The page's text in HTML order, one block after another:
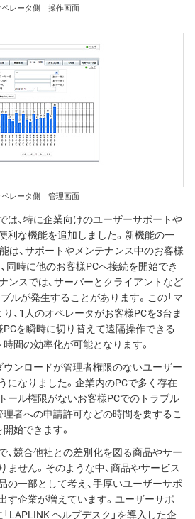
ペレータ側 操作画面
ペレータ側 管理画面
は、特に企業向けのユーザーサポートや
利な機能を追加しました。新機能の一
は、サポートやメンテナンス中のお客様
同時に他のお客様PCへ接続を開始でき
ンスでは、サーバーとクライアントなど
ルが発生することがあります。この「マ
、1人のオペレータがお客様PCを3台ま
PCを瞬時に切り替えて遠隔操作できる
間の効率化が可能となります。
ウンロードが管理者権限のないユーザー
になりました。企業内のPCで多く存在
ール権限がないお客様PCでのトラブル
者への申請許可などの時間を要するこ
始できます。
、競合他社との差別化を図る商品やサー
ません。そのような中、商品やサービス
の一部として考え、手厚いユーザーサポ
す企業が増えています。ユーザーサポ
LAPLINK ヘルプデスク」を導入した企